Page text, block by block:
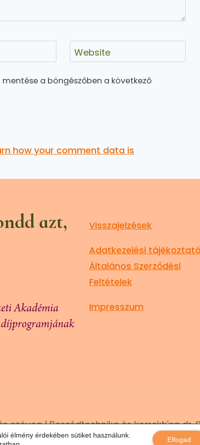
Website
a böngészőben a következő
how your comment data is
azt,
Visszajelzések
Adatkezelési
Általános Szerződési
Feltételek
Impresszum
szöveg | Beszédtechnika és korrektúra dr.
élmény érdekében sütiket használunk.
Elfogad